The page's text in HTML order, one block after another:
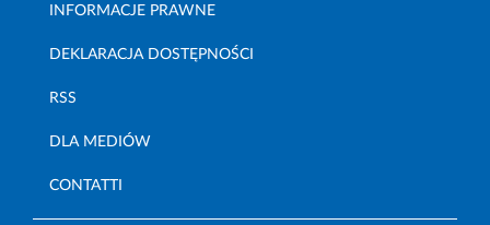
INFORMACJE PRAWNE
DEKLARACJA DOSTĘPNOŚCI
RSS
DLA MEDIÓW
CONTATTI